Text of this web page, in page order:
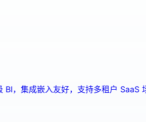
BI，集成嵌入友好，支持多租户 SaaS